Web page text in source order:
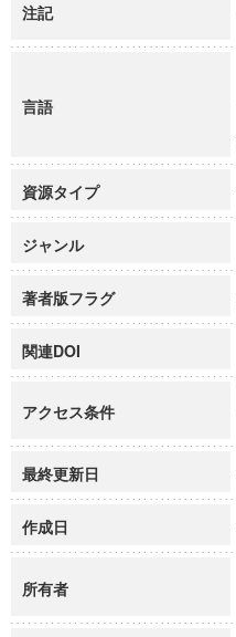
注記
言語
資源タイプ
ジャンル
著者版フラグ
関連DOI
アクセス条件
最終更新日
作成日
所有者